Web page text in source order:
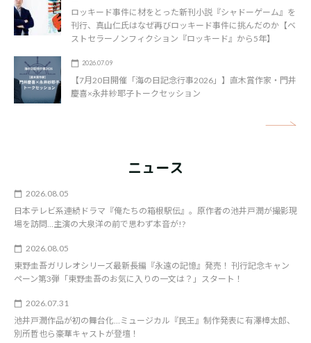
ロッキード事件に材をとった新刊小説『シャドーゲーム』を
刊行、真山仁氏はなぜ再びロッキード事件に挑んだのか【ベ
ストセラーノンフィクション『ロッキード』から5年】
2026.07.09
【7月20日開催「海の日記念行事2026」】直木賞作家・門井
慶喜×永井紗耶子トークセッション
ニュース
2026.08.05
日本テレビ系連続ドラマ『俺たちの箱根駅伝』。原作者の池井戸潤が撮影現
場を訪問…主演の大泉洋の前で思わず本音が!?
2026.08.05
東野圭吾ガリレオシリーズ最新長編『永遠の記憶』発売！ 刊行記念キャン
ペーン第3弾「東野圭吾のお気に入りの一文は？」スタート！
2026.07.31
池井戸潤作品が初の舞台化…ミュージカル『民王』制作発表に有澤樟太郎、
別所哲也ら豪華キャストが登壇！